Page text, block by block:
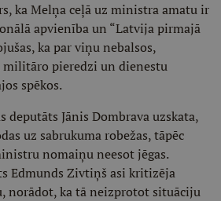
ka Melņa ceļā uz ministra amatu ir
apvienība un “Latvija pirmajā
ka par viņu nebalsos,
militāro pieredzi un dienestu
spēkos.
deputāts Jānis Dombrava uzskata,
uz sabrukuma robežas, tāpēc
nomaiņu neesot jēgas.
Edmunds Zivtiņš asi kritizēja
norādot, ka tā neizprotot situāciju